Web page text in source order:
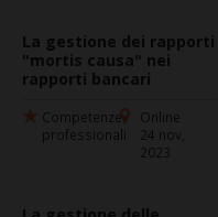
La gestione dei rapporti
"mortis causa" nei
rapporti bancari
Competenze
professionali
Online
24 nov,
2023